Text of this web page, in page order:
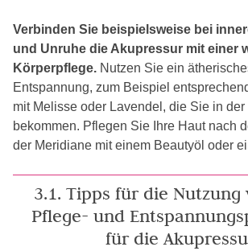
Verbinden Sie beispielsweise bei
und Unruhe die Akupressur mit einer
Körperpflege. Nutzen Sie ein
Entspannung, zum Beispiel
mit Melisse oder Lavendel, die Sie in
bekommen. Pflegen Sie Ihre Haut nach
der Meridiane mit einem Beautyöl oder
3.1. Tipps für die
Pflege- und
für die